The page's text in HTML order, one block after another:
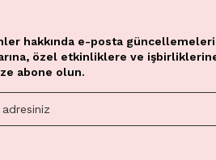
hakkında e-posta
özel etkinliklere ve
abone olun.